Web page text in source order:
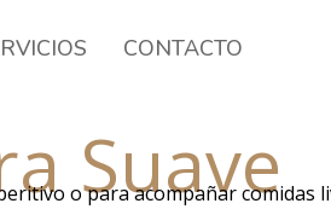
CONTACTO
Suave
o para acompañar comidas